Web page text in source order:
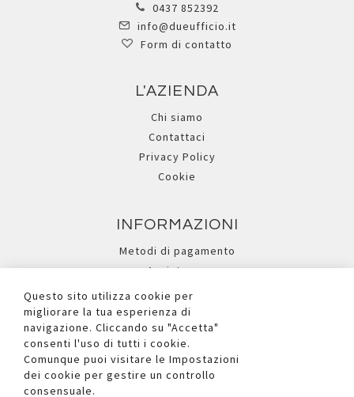
0437 852392
info@dueufficio.it
Form di contatto
L'AZIENDA
Chi siamo
Contattaci
Privacy Policy
Cookie
INFORMAZIONI
Metodi di pagamento
Assistenza
Ricerca avanzata
I NOSTRI SOCIAL
Questo sito utilizza cookie per
migliorare la tua esperienza di
navigazione. Cliccando su "Accetta"
consenti l'uso di tutti i cookie.
Comunque puoi visitare le Impostazioni
dei cookie per gestire un controllo
consensuale.